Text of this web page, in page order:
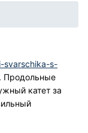
svarschika-s-
Продольные
катет за